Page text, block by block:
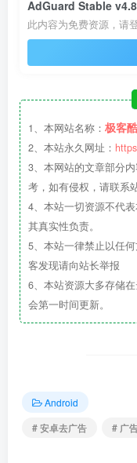
此内容为免费资源，请
1、本网站名称： 极客酷
2、本站永久网址：
3、本网站的文章部分
考，如有侵权，请联系
4、本站一切资源不代
其真实性负责。
5、本站一律禁止以任
客发现请向站长举报
6、本站资源大多存储
会第一时间更新。
Android
# 安卓去广告
# 广